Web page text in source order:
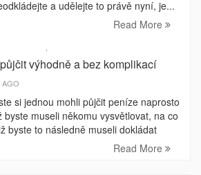
a udělejte to právě nyní, je...
Read More
výhodně a bez komplikací
si jednou mohli půjčit peníze naprosto
byste museli někomu vysvětlovat, na co
byste to následně museli dokládat
Read More